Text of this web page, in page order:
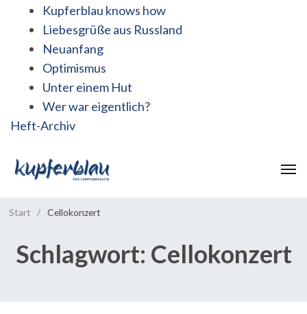
Kupferblau knows how
Liebesgrüße aus Russland
Neuanfang
Optimismus
Unter einem Hut
Wer war eigentlich?
Heft-Archiv
Start / Cellokonzert
Schlagwort: Cellokonzert